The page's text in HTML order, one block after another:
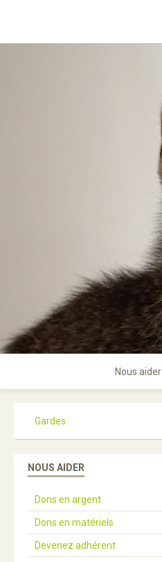
Nous aider
Gardes
NOUS AIDER
Dons en argent
Dons en matériels
Devenez adhérent